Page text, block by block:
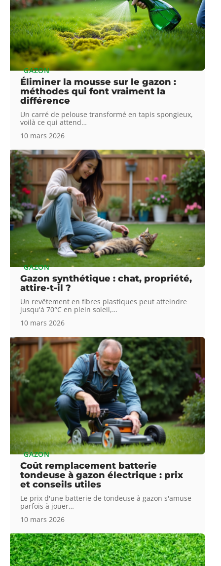
GAZON
Éliminer la mousse sur le gazon :
méthodes qui font vraiment la
différence
Un carré de pelouse transformé en tapis spongieux,
voilà ce qui attend…
10 mars 2026
GAZON
Gazon synthétique : chat, propriété,
attire-t-il ?
Un revêtement en fibres plastiques peut atteindre
jusqu'à 70°C en plein soleil,…
10 mars 2026
GAZON
Coût remplacement batterie
tondeuse à gazon électrique : prix
et conseils utiles
Le prix d'une batterie de tondeuse à gazon s'amuse
parfois à jouer…
10 mars 2026